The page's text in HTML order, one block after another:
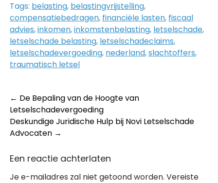
Tags: belasting, belastingvrijstelling,
compensatiebedragen, financiële lasten, fiscaal
advies,inkomen,inkomstenbelasting, letselschade,
letselschade belasting, letselschadeclaims,
letselschadevergoeding, nederland,slachtoffers,
traumatisch letsel
Post
navigation
← De Bepaling van de Hoogte van
Letselschadevergoeding
Deskundige Juridische Hulp bij Novi Letselschade
Advocaten →
Een reactie achterlaten
Je e-mailadres zal niet getoond worden. Vereiste